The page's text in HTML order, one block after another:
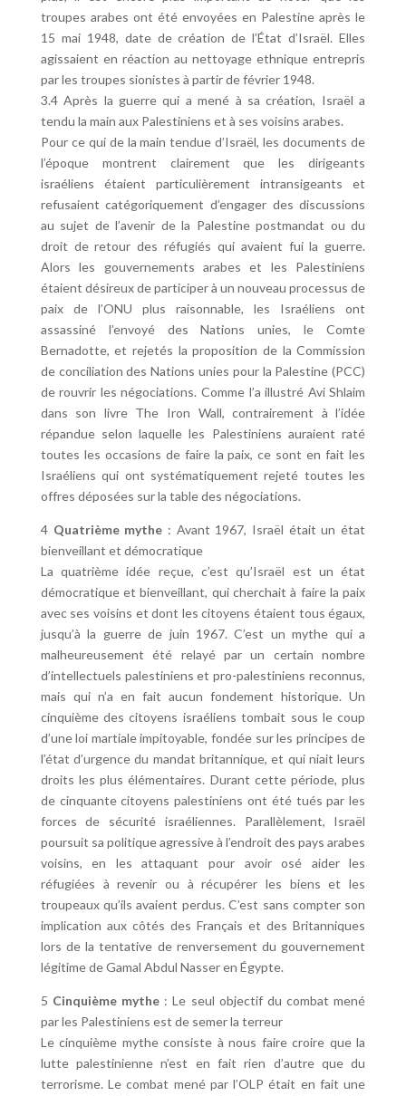
troupes arabes ont été envoyées en Palestine après le
15 mai 1948, date de création de l’État d’Israël. Elles
agissaient en réaction au nettoyage ethnique entrepris
par les troupes sionistes à partir de février 1948.
3.4 Après la guerre qui a mené à sa création, Israël a
tendu la main aux Palestiniens et à ses voisins arabes.
Pour ce qui de la main tendue d’Israël, les documents de
l’époque montrent clairement que les dirigeants
israéliens étaient particulièrement intransigeants et
refusaient catégoriquement d’engager des discussions
au sujet de l’avenir de la Palestine postmandat ou du
droit de retour des réfugiés qui avaient fui la guerre.
Alors les gouvernements arabes et les Palestiniens
étaient désireux de participer à un nouveau processus de
paix de l’ONU plus raisonnable, les Israéliens ont
assassiné l’envoyé des Nations unies, le Comte
Bernadotte, et rejetés la proposition de la Commission
de conciliation des Nations unies pour la Palestine (PCC)
de rouvrir les négociations. Comme l’a illustré Avi Shlaim
dans son livre The Iron Wall, contrairement à l’idée
répandue selon laquelle les Palestiniens auraient raté
toutes les occasions de faire la paix, ce sont en fait les
Israéliens qui ont systématiquement rejeté toutes les
offres déposées sur la table des négociations.
4 Quatrième mythe : Avant 1967, Israël était un état
bienveillant et démocratique
La quatrième idée reçue, c’est qu’Israël est un état
démocratique et bienveillant, qui cherchait à faire la paix
avec ses voisins et dont les citoyens étaient tous égaux,
jusqu’à la guerre de juin 1967. C’est un mythe qui a
malheureusement été relayé par un certain nombre
d’intellectuels palestiniens et pro-palestiniens reconnus,
mais qui n’a en fait aucun fondement historique. Un
cinquième des citoyens israéliens tombait sous le coup
d’une loi martiale impitoyable, fondée sur les principes de
l’état d’urgence du mandat britannique, et qui niait leurs
droits les plus élémentaires. Durant cette période, plus
de cinquante citoyens palestiniens ont été tués par les
forces de sécurité israéliennes. Parallèlement, Israël
poursuit sa politique agressive à l’endroit des pays arabes
voisins, en les attaquant pour avoir osé aider les
réfugiées à revenir ou à récupérer les biens et les
troupeaux qu’ils avaient perdus. C’est sans compter son
implication aux côtés des Français et des Britanniques
lors de la tentative de renversement du gouvernement
légitime de Gamal Abdul Nasser en Égypte.
5 Cinquième mythe : Le seul objectif du combat mené
par les Palestiniens est de semer la terreur
Le cinquième mythe consiste à nous faire croire que la
lutte palestinienne n’est en fait rien d’autre que du
terrorisme. Le combat mené par l’OLP était en fait une